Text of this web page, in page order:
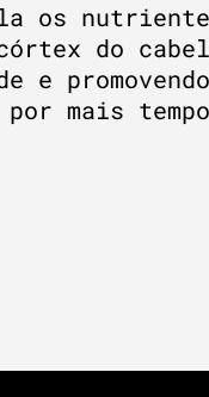
os
do
e
mais